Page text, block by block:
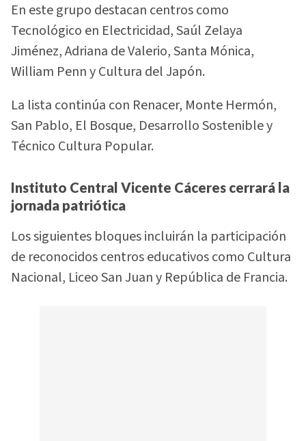
En este grupo destacan centros como
Tecnológico en Electricidad, Saúl Zelaya
Jiménez, Adriana de Valerio, Santa Mónica,
William Penn y Cultura del Japón.
La lista continúa con Renacer, Monte Hermón,
San Pablo, El Bosque, Desarrollo Sostenible y
Técnico Cultura Popular.
Instituto Central Vicente Cáceres cerrará la
jornada patriótica
Los siguientes bloques incluirán la participación
de reconocidos centros educativos como Cultura
Nacional, Liceo San Juan y República de Francia.